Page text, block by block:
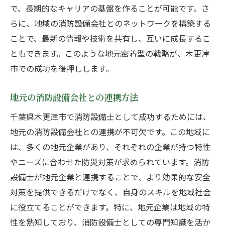
地域社会で信頼を高める消防設備士のための戦
略
地域住民との信頼関係を築くコミュニケー
ション方法
地元企業とのパートナーシップ構築のメリ
地域社会への貢献活動の実施例
木更津市内での評判を高めるサービス提供
法
消防設備士としての倫理観とその実践
長期的な信頼構築に向けた戦略的思考
転職成功の鍵は地域ニーズの理解と専門性の向
上
地域ニーズを把握するための市場調査方法
で、長期的なキャリアの基盤を作ることが可能です。さ
らに、地域の消防設備会社とのネットワークを構築する
ことで、最新の情報や技術を共有し、互いに成長するこ
ともできます。このような地元密着型の戦略が、木更津
市での成功を後押しします。
地元の消防設備会社との連携方法
千葉県木更津市で消防設備士として成功するためには、
地元の消防設備会社との連携が不可欠です。この地域に
は、多くの地元企業があり、それぞれの企業が持つ特性
やニーズに合わせた防災対策が求められています。消防
設備士が地元企業と連携することで、より効果的な安全
対策を提供できるだけでなく、自身のスキルを地域社会
に役立てることができます。特に、地元企業は地域の特
性を熟知しており、消防設備士としての専門知識を活か